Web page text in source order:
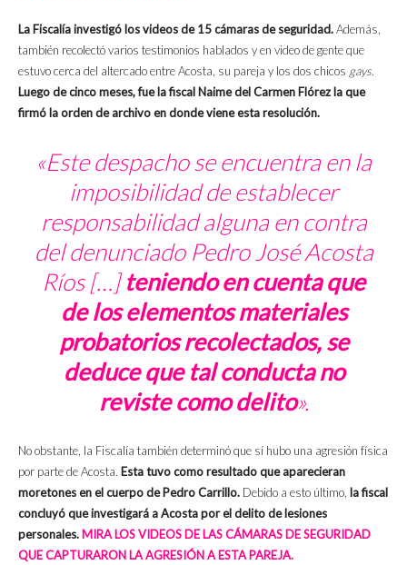
La Fiscalía investigó los videos de 15 cámaras de seguridad.Además,
también recolectó varios testimonios hablados y en video de gente que
estuvo cerca del altercado entre Acosta, su pareja y los dos chicos gays.
Luego de cinco meses, fue la fiscal Naime del Carmen Flórez la que
firmó la orden de archivo en donde viene esta resolución.
«Este despacho se encuentra en la
imposibilidad de establecer
responsabilidad alguna en contra
del denunciado Pedro José Acosta
Ríos […]teniendo en cuenta que
de los elementos materiales
probatorios recolectados, se
deduce que tal conducta no
reviste como delito».
No obstante, la Fiscalía también determinó que sí hubo una agresión física
por parte de Acosta. Esta tuvo como resultado que aparecieran
moretones en el cuerpo de Pedro Carrillo. Debido a esto último, la fiscal
concluyó que investigará a Acosta por el delito de lesiones
personales. MIRA LOS VIDEOS DE LAS CÁMARAS DE SEGURIDAD
QUE CAPTURARON LA AGRESIÓN A ESTA PAREJA.